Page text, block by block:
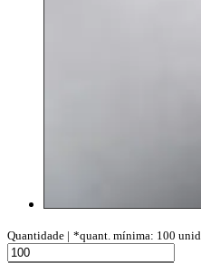
Quantidade | *quant. mínima: 100 unid.